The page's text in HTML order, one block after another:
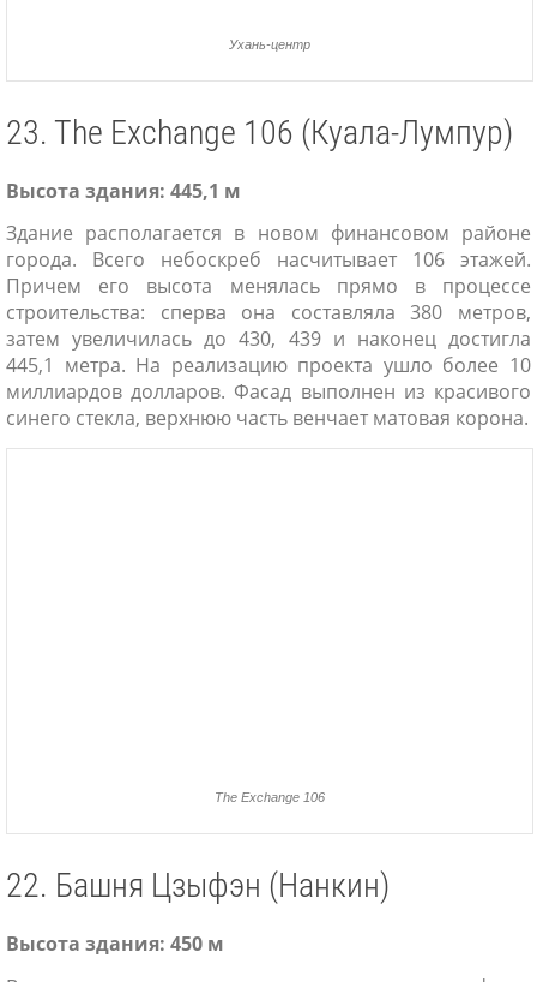
Ухань-центр
23. The Exchange 106 (Куала-Лумпур)
Высота здания: 445,1 м
Здание располагается в новом финансовом районе
города. Всего небоскреб насчитывает 106 этажей.
Причем его высота менялась прямо в процессе
строительства: сперва она составляла 380 метров,
затем увеличилась до 430, 439 и наконец достигла
445,1 метра. На реализацию проекта ушло более 10
миллиардов долларов. Фасад выполнен из красивого
синего стекла, верхнюю часть венчает матовая корона.
The Exchange 106
22. Башня Цзыфэн (Нанкин)
Высота здания: 450 м